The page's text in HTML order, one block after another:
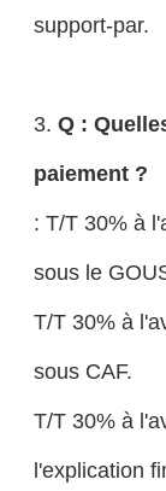
support-par.
3. Q :
paiement ?
: T/T 30% à
sous le
T/T 30% à
sous CAF.
T/T 30% à
l'explication